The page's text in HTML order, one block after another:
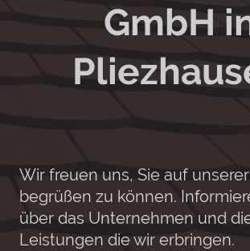
GmbH
Wir freuen uns, Sie auf
begrüßen zu können.
über das Unternehmen und
Leistungen die wir erbringen.